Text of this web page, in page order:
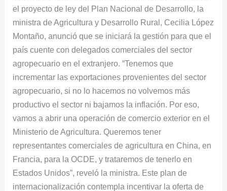
el proyecto de ley del Plan Nacional de Desarrollo, la
ministra de Agricultura y Desarrollo Rural, Cecilia López
Montaño, anunció que se iniciará la gestión para que el
país cuente con delegados comerciales del sector
agropecuario en el extranjero. “Tenemos que
incrementar las exportaciones provenientes del sector
agropecuario, si no lo hacemos no volvemos más
productivo el sector ni bajamos la inflación. Por eso,
vamos a abrir una operación de comercio exterior en el
Ministerio de Agricultura. Queremos tener
representantes comerciales de agricultura en China, en
Francia, para la OCDE, y trataremos de tenerlo en
Estados Unidos”, reveló la ministra. Este plan de
internacionalización contempla incentivar la oferta de